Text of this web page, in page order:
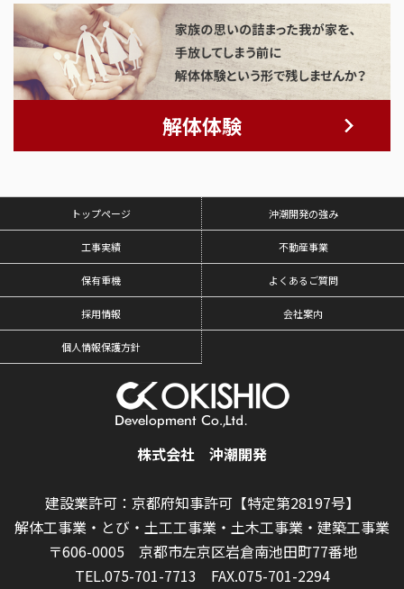
解体体験
トップページ 沖潮開発の強み
工事実績 不動産事業
保有重機 よくあるご質問
採用情報 会社案内
個人情報保護方針
株式会社 沖潮開発
建設業許可：京都府知事許可【特定第28197号】
解体工事業・とび・土工工事業・土木工事業・建築工事業
〒606-0005 京都市左京区岩倉南池田町77番地
TEL.075-701-7713 FAX.075-701-2294